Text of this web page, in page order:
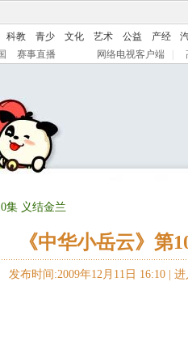
科教 青少 文化 艺术 公益 产经
赛事直播 网络电视客户端
集 义结金兰
《中华小岳云》第
发布时间:2009年12月11日 16:10 | 进